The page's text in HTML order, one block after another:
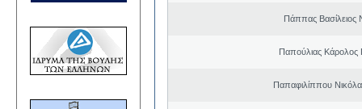
Πάππας Βασίλειος
Παπούλιας Κάρολος
Παπαφιλίππου